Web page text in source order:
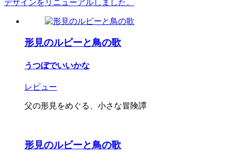
デザインをリニューアルしました。
形見のルビーと鳥の歌
うつぼでいいかな
レビュー
父の形見をめぐる、小さな冒険譚
形見のルビーと鳥の歌